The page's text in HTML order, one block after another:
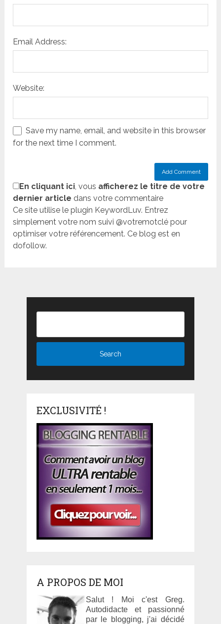
Email Address:
Website:
Save my name, email, and website in this browser
for the next time I comment.
En cliquant ici , vous afficherez le titre de votre
dernier article dans votre commentaire
Ce site utilise le plugin KeywordLuv. Entrez
simplement votre nom suivi @votremotclé pour
optimiser votre référencement. Ce blog est en
dofollow.
EXCLUSIVITÉ !
A PROPOS DE MOI
Salut ! Moi c'est Greg.
Autodidacte et passionné
par le blogging, j'ai décidé